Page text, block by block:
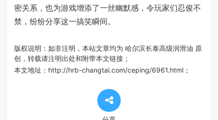
密关系，也为游戏增添了一丝幽默感，令玩家们忍俊不
禁，纷纷分享这一搞笑瞬间。
版权说明：如非注明，本站文章均为 哈尔滨长泰高级润滑油 原
创，转载请注明出处和附带本文链接；
本文地址： http://hrb-changtai.com/ceping/6961.html；